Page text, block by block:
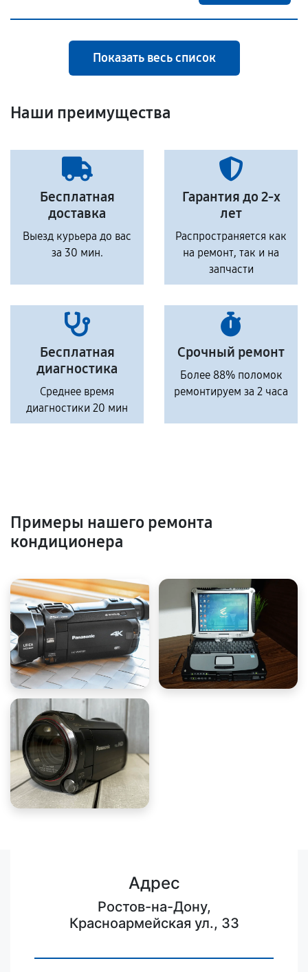
Показать весь список
Наши преимущества
Бесплатная
доставка
Выезд курьера до вас
за 30 мин.
Гарантия до 2-х
лет
Распространяется как
на ремонт, так и на
запчасти
Бесплатная
диагностика
Среднее время
диагностики 20 мин
Срочный ремонт
Более 88% поломок
ремонтируем за 2 часа
Примеры нашего ремонта
кондиционера
Адрес
Ростов-на-Дону,
Красноармейская ул., 33